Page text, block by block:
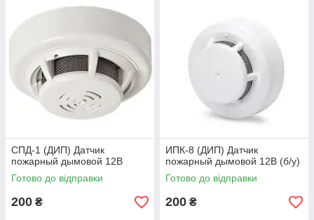
CПД-1 (ДИП) Датчик
пожарный дымовой 12В
Готово до відправки
200 ₴
ИПК-8 (ДИП) Датчик
пожарный дымовой 12В (б/у)
Готово до відправки
200 ₴